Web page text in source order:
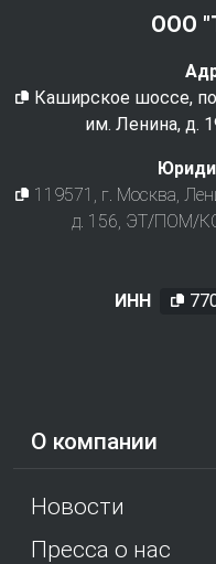
О компании
Новости
Пресса о нас
ООО
Каширское шоссе,
им. Ленина, д.
119571 , г. Москва,
д. 156, ЭТ/ПОМ/
ИНН